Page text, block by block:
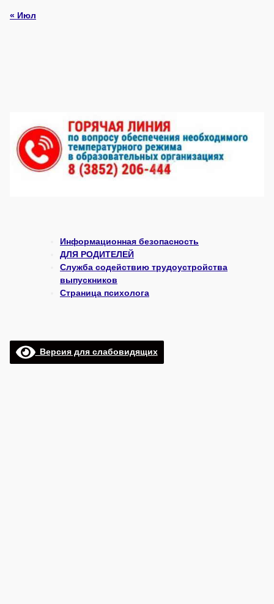
« Июл
Информационная безопасность
ДЛЯ РОДИТЕЛЕЙ
Служба содействию трудоустройства
выпускников
Страница психолога
Версия для слабовидящих